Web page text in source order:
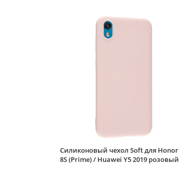
Силиконовый чехол Soft для Honor
8S (Prime) / Huawei Y5 2019 розовый